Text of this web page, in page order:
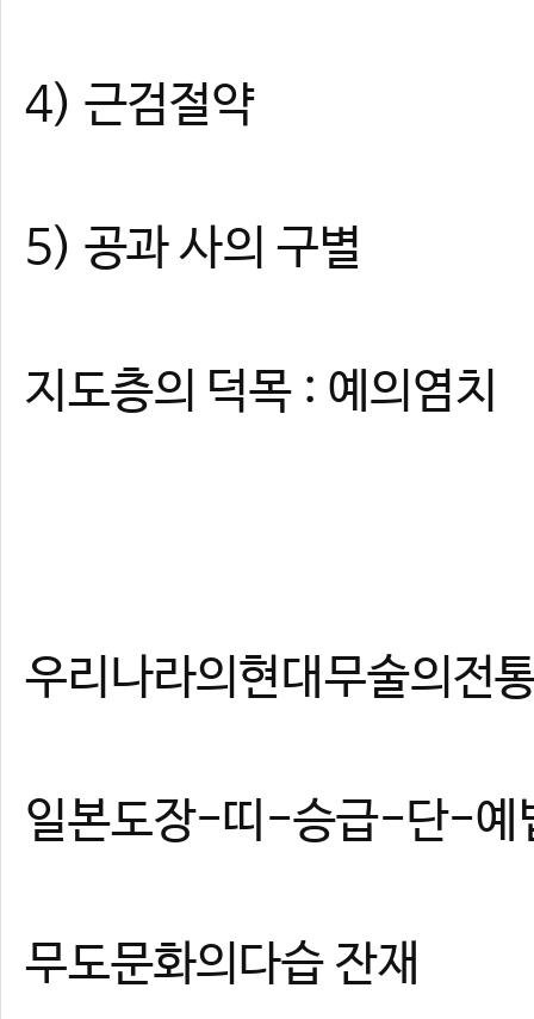
4) 근검절약
5) 공과 사의 구별
지도층의 덕목 : 예의염치
우리나라의현대무술의전
일본도장-띠-승급-단-예
무도문화의다습 잔재